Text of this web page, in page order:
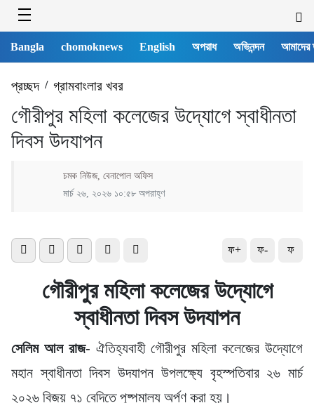
Bangla chomoknews English অপরাধ অভিনন্দন আমাদের
প্রচ্ছদ/ গ্রামবাংলার খবর
গৌরীপুর মহিলা কলেজের উদ্যোগে স্বাধীনতা
দিবস উদযাপন
চমক নিউজ, বেনাপোল অফিস
মার্চ ২৬, ২০২৬ ১০:৫৮ অপরাহ্ণ
ফ+ ফ- ফ
গৌরীপুর মহিলা কলেজের উদ্যোগে
স্বাধীনতা দিবস উদযাপন
সেলিম আল রাজ- ঐতিহ্যবাহী গৌরীপুর মহিলা কলেজের উদ্যোগে
মহান স্বাধীনতা দিবস উদযাপন উপলক্ষ্যে বৃহস্পতিবার ২৬ মার্চ
২০২৬ বিজয় ৭১ বেদিতে পুষ্পমাল্য অর্পণ করা হয়।